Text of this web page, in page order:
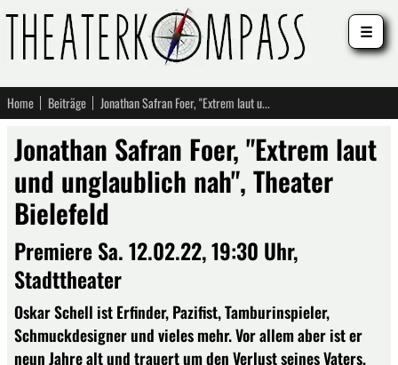
Home Beiträge Jonathan Safran Foer, "Extrem laut und unglaublich nah", Theater Bielefeld
Jonathan Safran Foer, "Extrem laut
und unglaublich nah", Theater
Bielefeld
Premiere Sa. 12.02.22, 19:30 Uhr,
Stadttheater
Oskar Schell ist Erfinder, Pazifist, Tamburinspieler,
Schmuckdesigner und vieles mehr. Vor allem aber ist er
neun Jahre alt und trauert um den Verlust seines Vaters,
☰